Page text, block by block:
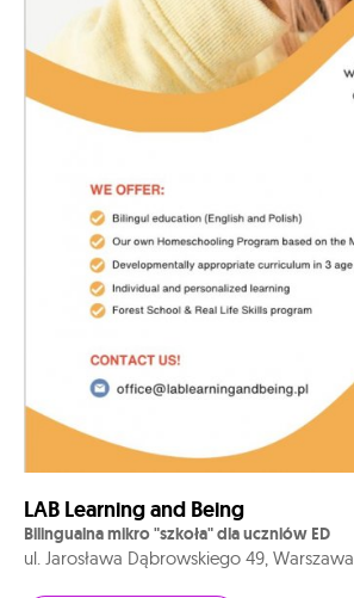
LAB Learning and Being
Bilingualna mikro "szkoła" dla uczniów ED
ul. Jarosława Dąbrowskiego 49, Warszawa